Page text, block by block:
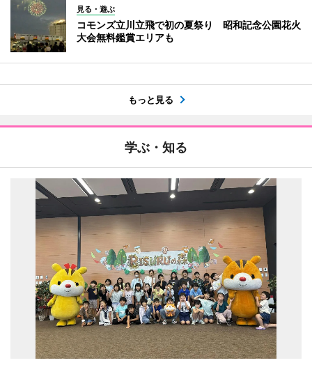
見る・遊ぶ
コモンズ立川立飛で初の夏祭り 昭和記念公園花火
大会無料鑑賞エリアも
もっと見る
学ぶ・知る